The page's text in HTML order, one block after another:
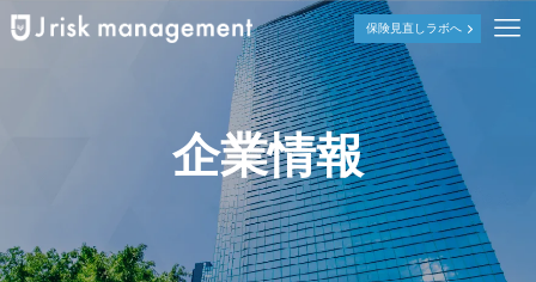
保険見直しラボへ
企業情報